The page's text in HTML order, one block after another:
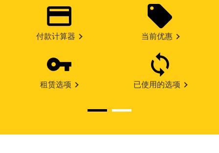
付款计算器 当前优惠
租赁选项 已使用的选项